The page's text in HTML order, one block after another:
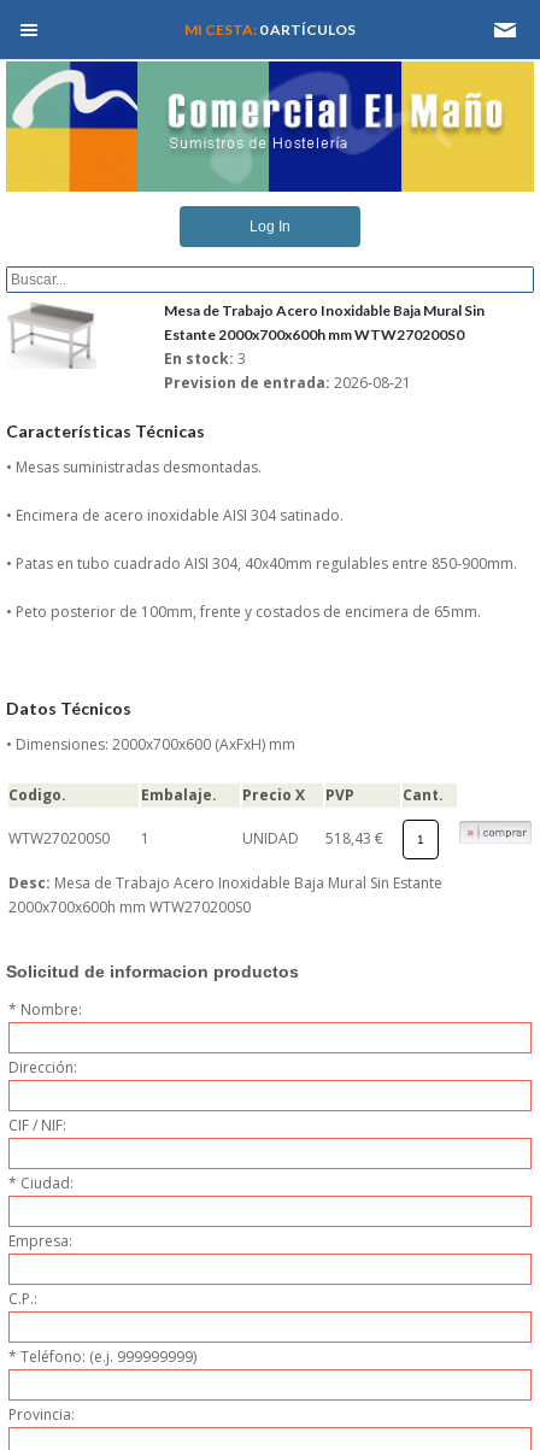
MEN� PRINCIPAL
QUIENES SOMOS
REFORMAS Y PROYECTOS
REGISTRARSE
PRODUCTOS EN OFERTAS
COMPLEMENTOS DE BA�O
COMPLEMENTOS DE MESA
ELECTRODOM�STICOS
LIMPIEZA
MAQUINARIA CALIENTE
MAQUINARIA DE
ELABORACI�N
MAQUINARIA FRIA
MI CESTA: 0 ARTÍCULOS
Log In
Mesa de Trabajo Acero Inoxidable Baja Mural Sin
Estante 2000x700x600h mm WTW270200S0
En stock: 3
Prevision de entrada: 2026-08-21
Características Técnicas
• Mesas suministradas desmontadas.
• Encimera de acero inoxidable AISI 304 satinado.
• Patas en tubo cuadrado AISI 304, 40x40mm regulables entre 850-900mm.
• Peto posterior de 100mm, frente y costados de encimera de 65mm.
Datos Técnicos
• Dimensiones: 2000x700x600 (AxFxH) mm
Codigo. Embalaje. Precio X PVP Cant.
WTW270200S0 1 UNIDAD 518,43 €
Desc: Mesa de Trabajo Acero Inoxidable Baja Mural Sin Estante
2000x700x600h mm WTW270200S0
Solicitud de informacion productos
* Nombre:
Dirección:
CIF / NIF:
* Ciudad:
Empresa:
C.P.:
* Teléfono: (e.j. 999999999)
Provincia: